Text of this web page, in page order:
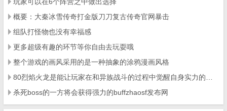
概要：大秦冰雪传奇打金版刀刀复古传奇官网暴击
组队打怪物也没有幸福感
更多超级有趣的环节等你自由去玩耍哦
整个游戏的画风采用的是一种抽象的涂鸦漫画风格
杀死boss的一方将会获得强力的buffzhaosf发布网